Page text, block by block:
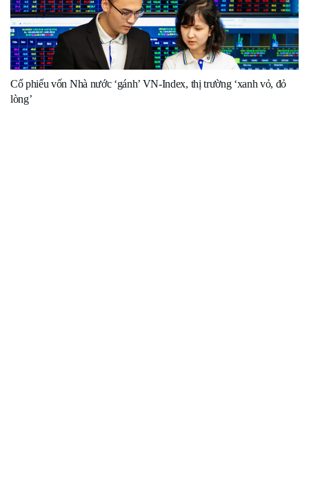
Cổ phiếu vốn Nhà nước ‘gánh’ VN-Index, thị trường ‘xanh vỏ, đỏ
lòng’